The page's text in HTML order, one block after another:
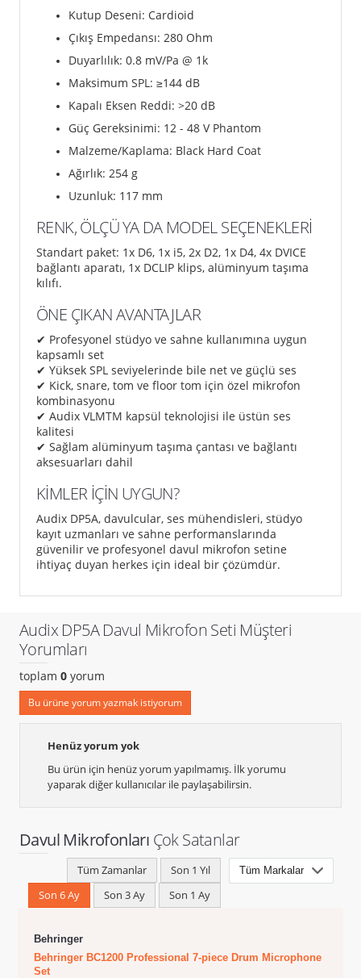
Kutup Deseni: Cardioid
Çıkış Empedansı: 280 Ohm
Duyarlılık: 0.8 mV/Pa @ 1k
Maksimum SPL: ≥144 dB
Kapalı Eksen Reddi: >20 dB
Güç Gereksinimi: 12 - 48 V Phantom
Malzeme/Kaplama: Black Hard Coat
Ağırlık: 254 g
Uzunluk: 117 mm
RENK, ÖLÇÜ YA DA MODEL SEÇENEKLERİ
Standart paket: 1x D6, 1x i5, 2x D2, 1x D4, 4x DVICE
bağlantı aparatı, 1x DCLIP klips, alüminyum taşıma
kılıfı.
ÖNE ÇIKAN AVANTAJLAR
✔ Profesyonel stüdyo ve sahne kullanımına uygun
kapsamlı set
✔ Yüksek SPL seviyelerinde bile net ve güçlü ses
✔ Kick, snare, tom ve floor tom için özel mikrofon
kombinasyonu
✔ Audix VLMTM kapsül teknolojisi ile üstün ses
kalitesi
✔ Sağlam alüminyum taşıma çantası ve bağlantı
aksesuarları dahil
KİMLER İÇİN UYGUN?
Audix DP5A, davulcular, ses mühendisleri, stüdyo
kayıt uzmanları ve sahne performanslarında
güvenilir ve profesyonel davul mikrofon setine
ihtiyaç duyan herkes için ideal bir çözümdür.
Audix DP5A Davul Mikrofon Seti Müşteri
Yorumları
toplam 0 yorum
Bu ürüne yorum yazmak istiyorum
Henüz yorum yok
Bu ürün için henüz yorum yapılmamış. İlk yorumu
yaparak diğer kullanıcılar ile paylaşabilirsin.
Davul Mikrofonları Çok Satanlar
Tüm Zamanlar
Son 1 Yıl
Son 6 Ay
Son 3 Ay Son 1 Ay
Behringer
Behringer BC1200 Professional 7-piece Drum Microphone
Set